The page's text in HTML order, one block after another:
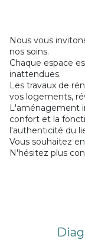
Nous vous
nos soins.
Chaque espace
inattendues.
Les travaux de
vos logements,
L'aménagement
confort et la
l'authenticité du
Vous souhaitez
N'hésitez plus